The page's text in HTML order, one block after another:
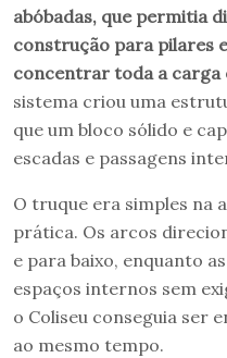
abóbadas, que permitia
construção para pilares
concentrar toda a carga
sistema criou uma
que um bloco sólido e
escadas e passagens
O truque era simples na
prática. Os arcos
e para baixo, enquanto
espaços internos sem
o Coliseu conseguia ser
ao mesmo tempo.